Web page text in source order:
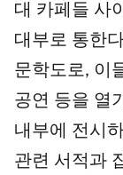
대 카페들 사
대부로 통한
문학도로, 이
공연 등을 열
내부에 전시
관련 서적과